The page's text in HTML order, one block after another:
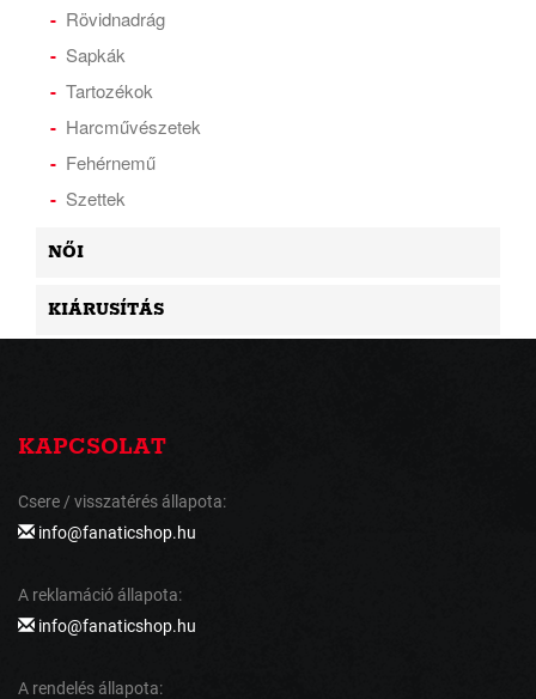
Rövidnadrág
Sapkák
Tartozékok
Harcművészetek
Fehérnemű
Szettek
NŐI
KIÁRUSÍTÁS
KAPCSOLAT
Csere / visszatérés állapota:
info@fanaticshop.hu
A reklamáció állapota:
info@fanaticshop.hu
A rendelés állapota: